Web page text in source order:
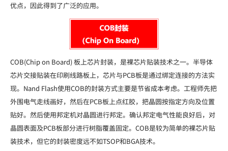
优点，因此得到了广泛的应用。
COB(Chip on Board) 板上芯片封装，是裸芯片贴装技术之一。半导体
芯片交接贴装在印刷线路板上，芯片与PCB板是通过绑定连接的方法实
现。Nand Flash使用COB的封装方式主要是节省成本考虑。工程师先把
外围电气走线画好，然后在PCB板上点红胶，把晶圆按指定方向及位置
贴好。然后使用邦定机对晶圆进行邦定。确认邦定电气性能良好后，对
晶圆表面及PCB板部分进行树脂覆盖固定。COB是较为简单的裸芯片贴
装技术，但它的封装密度远不如TSOP和BGA技术。